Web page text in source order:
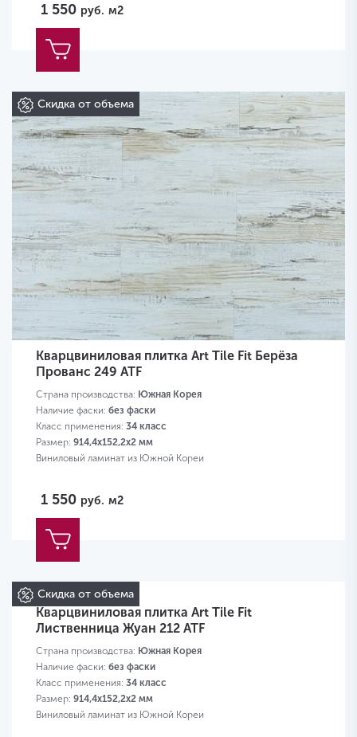
1 550 руб. м2
Скидка от объема
Кварцвиниловая плитка Art Tile Fit Берёза
Прованс 249 ATF
Страна производства: Южная Корея
Наличие фаски: без фаски
Класс применения: 34 класс
Размер: 914,4х152,2х2 мм
Виниловый ламинат из Южной Кореи
1 550 руб. м2
Скидка от объема
Кварцвиниловая плитка Art Tile Fit
Лиственница Жуан 212 ATF
Страна производства: Южная Корея
Наличие фаски: без фаски
Класс применения: 34 класс
Размер: 914,4х152,2х2 мм
Виниловый ламинат из Южной Кореи